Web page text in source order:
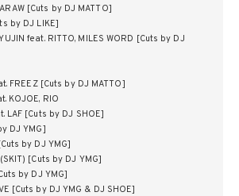
[Cuts by DJ MATTO]
by DJ LIKE]
feat. RITTO, MILES WORD [Cuts by DJ
FREEZ [Cuts by DJ MATTO]
KOJOE, RIO
LAF [Cuts by DJ SHOE]
DJ YMG]
by DJ YMG]
[Cuts by DJ YMG]
by DJ YMG]
[Cuts by DJ YMG & DJ SHOE]